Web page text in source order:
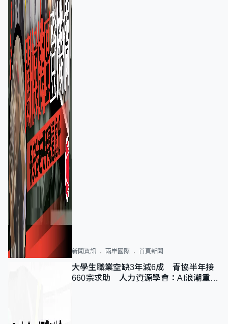
新聞資訊 兩岸國際 首頁新聞
大學生職業空缺3年減6成 青協半年接
660宗求助 人力資源學會：AI浪潮重整